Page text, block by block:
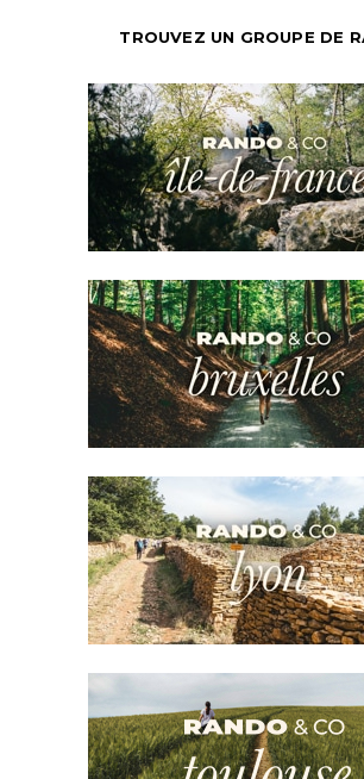
TROUVEZ UN GROUPE DE